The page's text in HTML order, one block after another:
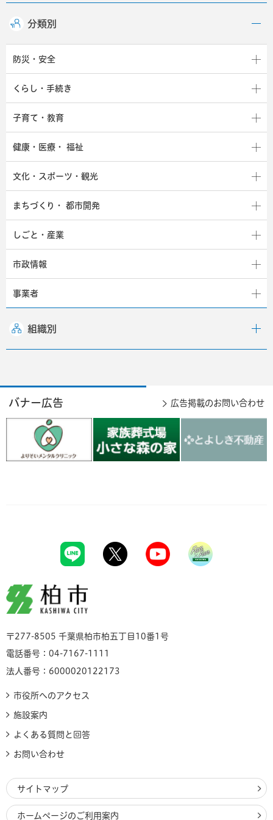
分類別
防災・安全
くらし・手続き
子育て・教育
健康・医療・ 福祉
文化・スポーツ・観光
まちづくり・ 都市開発
しごと・産業
市政情報
事業者
組織別
バナー広告 広告掲載のお問い合わせ
柏市
〒277-8505 千葉県柏市柏五丁目10番1号
電話番号：04-7167-1111
法人番号：6000020122173
市役所へのアクセス
施設案内
よくある質問と回答
お問い合わせ
サイトマップ
ホームページのご利用案内